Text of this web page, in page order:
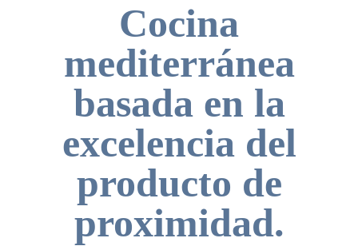
Cocina
mediterránea
basada en la
excelencia del
producto de
proximidad.